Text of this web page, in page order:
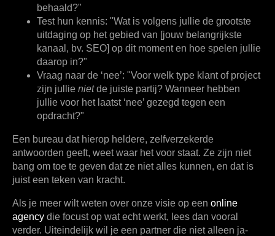
behaald?"
Test hun kennis: "Wat is volgens jullie de grootste
uitdaging op het gebied van [jouw belangrijkste
kanaal, bv. SEO] op dit moment en hoe spelen jullie
daarop in?"
Vraag naar de ‘nee’: "Voor welk type klant of project
zijn jullie nietde juiste partij? Wanneer hebben
jullie voor het laatst ‘nee’ gezegd tegen een
opdracht?"
Een bureau dat hierop heldere, zelfverzekerde
antwoorden geeft, weet waar het voor staat. Ze zijn niet
bang om toe te geven dat ze niet alles kunnen, en dat is
juist een teken van kracht.
Als je meer wilt weten over onze visie op een online
agency die focust op wat echt werkt, lees dan vooral
verder. Uiteindelijk wil je een partner die niet alleen ja-